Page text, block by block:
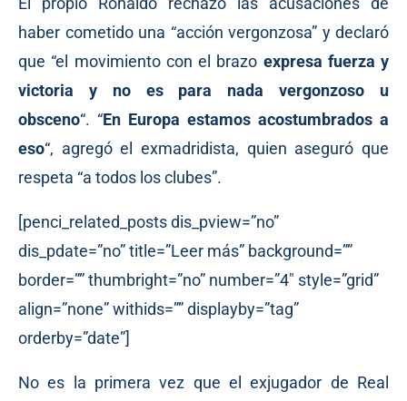
haber cometido una “acción vergonzosa” y declaró
que “el movimiento con el brazo expresa fuerza y
victoria
y
no es para nada vergonzoso u
obsceno“. “En Europa estamos acostumbrados a
eso“, agregó el exmadridista, quien aseguró que
respeta “a todos los clubes”.
[penci_related_posts dis_pview=”no”
dis_pdate=”no” title=”Leer más” background=””
border=”” thumbright=”no” number=”4″ style=”grid”
align=”none” withids=”” displayby=”tag”
orderby=”date”]
No es la primera vez que el exjugador de Real